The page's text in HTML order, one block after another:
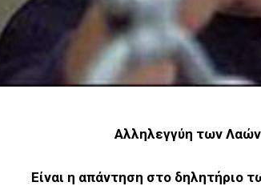
Αλληλεγγύη των Λαών
Είναι η απάντηση στο δηλητήριο